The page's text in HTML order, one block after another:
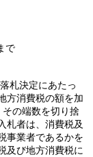
で
札決定にあたっ
方消費税の額を加
の端数を切り捨
札者は、消費税及
事業者であるかを
及び地方消費税に